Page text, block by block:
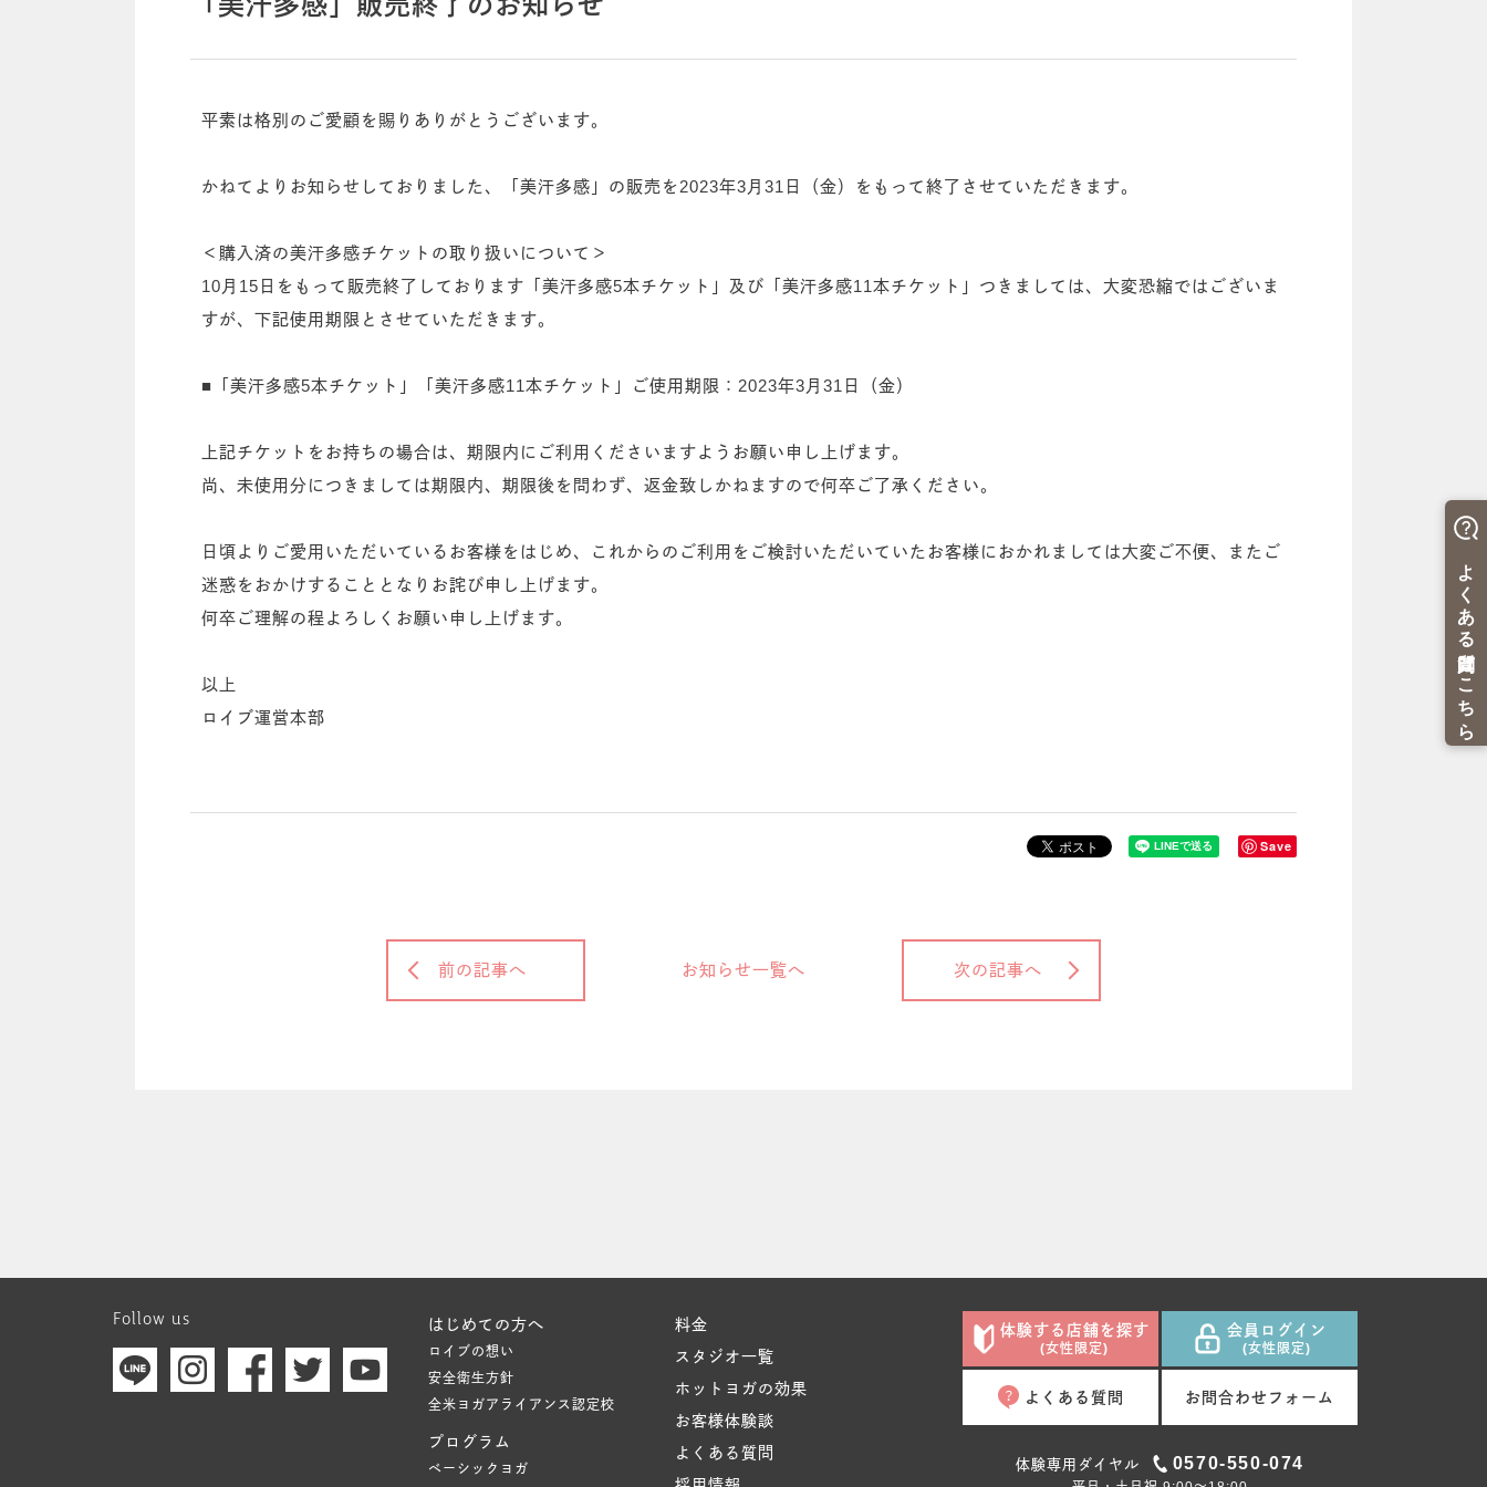
平素は格別のご愛顧を賜りありがとうございます。
かねてよりお知らせしておりました、「美汗多感」の販売を2023年3月31日（金）をもって終了させていただきます。
＜購入済の美汗多感チケットの取り扱いについて＞
10月15日をもって販売終了しております「美汗多感5本チケット」及び「美汗多感11本チケット」つきましては、大変恐縮ではございま
すが、下記使用期限とさせていただきます。
■「美汗多感5本チケット」「美汗多感11本チケット」ご使用期限：2023年3月31日（金）
上記チケットをお持ちの場合は、期限内にご利用くださいますようお願い申し上げます。
尚、未使用分につきましては期限内、期限後を問わず、返金致しかねますので何卒ご了承ください。
日頃よりご愛用いただいているお客様をはじめ、これからのご利用をご検討いただいていたお客様におかれましては大変ご不便、またご
迷惑をおかけすることとなりお詫び申し上げます。
何卒ご理解の程よろしくお願い申し上げます。
以上
ロイブ運営本部
Save
前の記事へ お知らせ一覧へ 次の記事へ
Follow us はじめての方へ
ロイブの想い
安全衛生方針
全米ヨガアライアンス認定校
プログラム
ベーシックヨガ
料金
スタジオ一覧
ホットヨガの効果
お客様体験談
よくある質問
体験する店舗を探す
(女性限定)
会員ログイン
(女性限定)
よくある質問 お問合わせフォーム
体験専用ダイヤル 0570-550-074